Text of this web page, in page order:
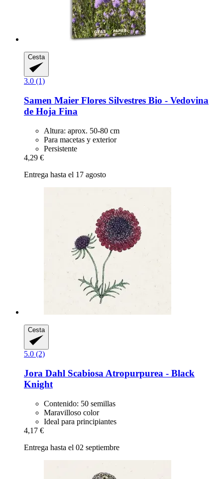
Cesta
3.0 (1)
Samen Maier Flores Silvestres Bio -​ Vedovina
de Hoja Fina
Altura: aprox. 50-80 cm
Para macetas y exterior
Persistente
4,29 €
Entrega hasta el 17 agosto
Cesta
5.0 (2)
Jora Dahl Scabiosa Atropurpurea -​ Black
Knight
Contenido: 50 semillas
Maravilloso color
Ideal para principiantes
4,17 €
Entrega hasta el 02 septiembre